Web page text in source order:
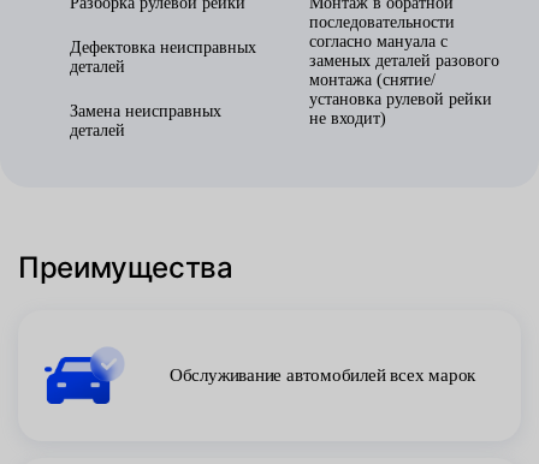
Дефектовка неисправных
деталей
Замена неисправных
деталей
последовательности
согласно мануала с
заменых деталей разового
монтажа (снятие/
установка рулевой рейки
не входит)
Преимущества
Обслуживание автомобилей всех марок